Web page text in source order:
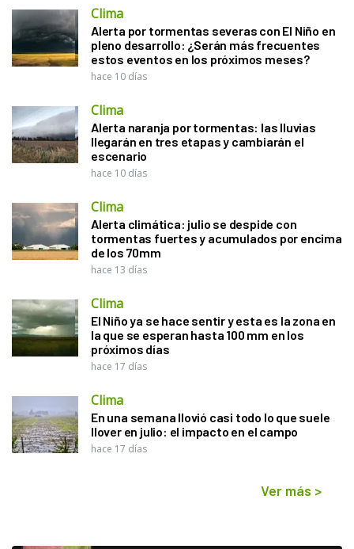
Clima
Alerta por tormentas severas con El Niño en
pleno desarrollo: ¿Serán más frecuentes
estos eventos en los próximos meses?
hace 10 días
Clima
Alerta naranja por tormentas: las lluvias
llegarán en tres etapas y cambiarán el
escenario
hace 10 días
Clima
Alerta climática: julio se despide con
tormentas fuertes y acumulados por encima
de los 70mm
hace 13 días
Clima
El Niño ya se hace sentir y esta es la zona en
la que se esperan hasta 100 mm en los
próximos días
hace 17 días
Clima
En una semana llovió casi todo lo que suele
llover en julio: el impacto en el campo
hace 17 días
Ver más >